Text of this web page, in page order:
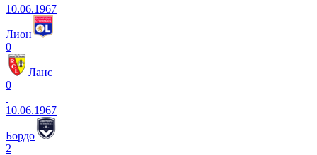
10.06.1967
Лион
0
Ланс
0
10.06.1967
Бордо
2